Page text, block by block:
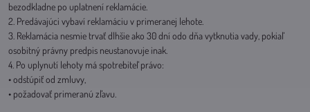
bezodkladne po uplatnení reklamácie.
2. Predávajúci vybaví reklamáciu v primeranej lehote.
3. Reklamácia nesmie trvať dlhšie ako 30 dní odo dňa vytknutia vady, pokiaľ
osobitný právny predpis neustanovuje inak.
4. Po uplynutí lehoty má spotrebiteľ právo:
• odstúpiť od zmluvy,
• požadovať primeranú zľavu.